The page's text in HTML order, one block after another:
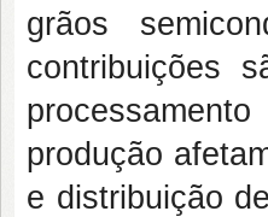
grãos
contribuições
produção
e distribuição